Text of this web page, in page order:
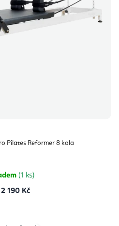
Pilates Reformer 8 kola
(1 ks)
2 190 Kč